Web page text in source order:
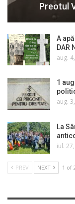
Preotul
A
DAR
aug.
1
aug.
La
iul.
PREV NEXT 1 of